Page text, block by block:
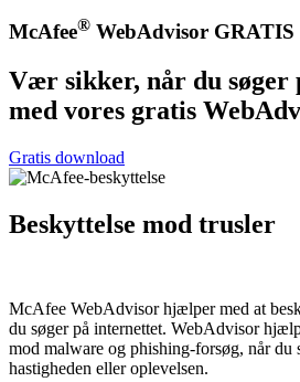
McAfee® WebAdvisor GRATIS
Vær sikker, når du søger
med vores gratis
Gratis download
Beskyttelse mod trusler
McAfee WebAdvisor hjælper med at
du søger på internettet. WebAdvisor
mod malware og phishing-forsøg, når du
hastigheden eller oplevelsen.